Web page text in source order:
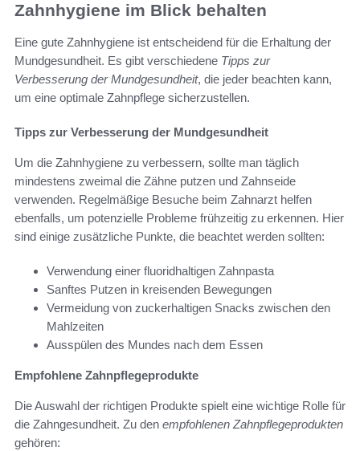
Zahnhygiene im Blick behalten
Eine gute Zahnhygiene ist entscheidend für die Erhaltung der
Mundgesundheit. Es gibt verschiedene Tipps zur
Verbesserung der Mundgesundheit, die jeder beachten kann,
um eine optimale Zahnpflege sicherzustellen.
Tipps zur Verbesserung der Mundgesundheit
Um die Zahnhygiene zu verbessern, sollte man täglich
mindestens zweimal die Zähne putzen und Zahnseide
verwenden. Regelmäßige Besuche beim Zahnarzt helfen
ebenfalls, um potenzielle Probleme frühzeitig zu erkennen. Hier
sind einige zusätzliche Punkte, die beachtet werden sollten:
Verwendung einer fluoridhaltigen Zahnpasta
Sanftes Putzen in kreisenden Bewegungen
Vermeidung von zuckerhaltigen Snacks zwischen den
Mahlzeiten
Ausspülen des Mundes nach dem Essen
Empfohlene Zahnpflegeprodukte
Die Auswahl der richtigen Produkte spielt eine wichtige Rolle für
die Zahngesundheit. Zu den empfohlenen Zahnpflegeprodukten
gehören: